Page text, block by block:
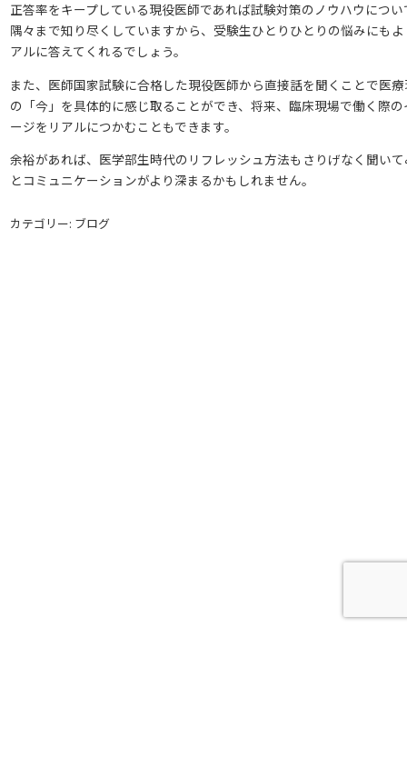
正答率をキープしている現役医師であれば試験対策のノウハウについ
隅々まで知り尽くしていますから、受験生ひとりひとりの悩みにも
アルに答えてくれるでしょう。
また、医師国家試験に合格した現役医師から直接話を聞くことで医
の「今」を具体的に感じ取ることができ、将来、臨床現場で働く際
ージをリアルにつかむこともできます。
余裕があれば、医学部生時代のリフレッシュ方法もさりげなく聞い
とコミュニケーションがより深まるかもしれません。
カテゴリー: ブログ